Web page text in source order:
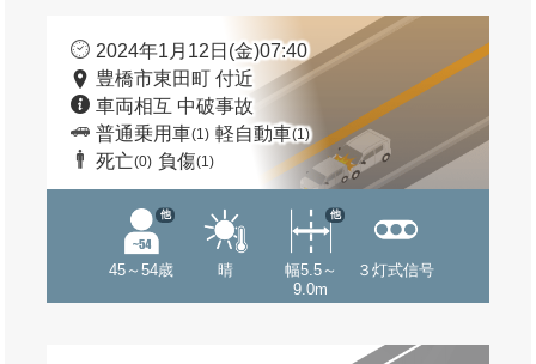
2024年1月12日(金)07:40
豊橋市東田町 付近
車両相互 中破事故
普通乗用車(1) 軽自動車(1)
死亡(0) 負傷(1)
45～54歳
他
晴
幅5.5～
9.0m
他
３灯式信号